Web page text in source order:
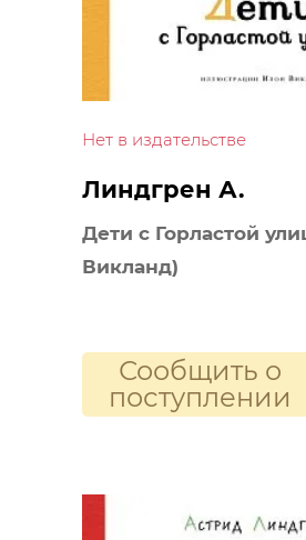
Нет в издательстве
Линдгрен А.
Дети с Горластой
Викланд)
Сообщить о
поступлении